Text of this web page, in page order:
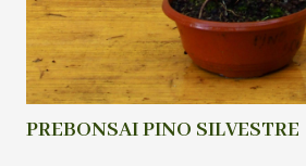
PREBONSAI PINO SILVESTRE